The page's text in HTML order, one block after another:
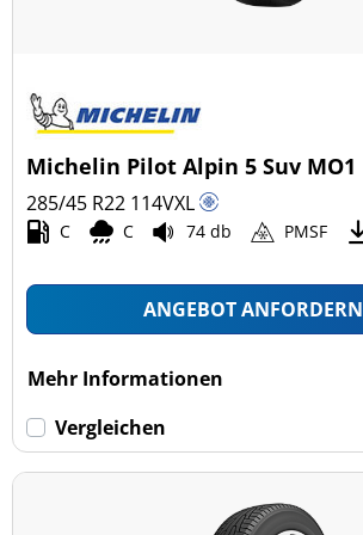
Michelin Pilot Alpin 5 Suv MO1
285/45 R22 114VXL
C C 74 db PMSF
ANGEBOT ANFORDERN
Mehr Informationen
Vergleichen